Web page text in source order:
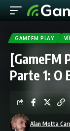
GAMEFM PLAY
[GameFM
Parte 1: O
Alan Motta